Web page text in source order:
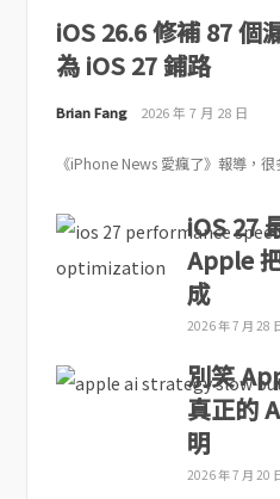
iOS 26.6 修補 87 個
為 iOS 27 鋪路
Brian Fang 2026 年 7 月 28 日
《iPhone News 愛瘋了》報導，很
iOS 27
Apple
成
2026 年 7 月 28
別笑
真正的
明
2026 年 7 月 20